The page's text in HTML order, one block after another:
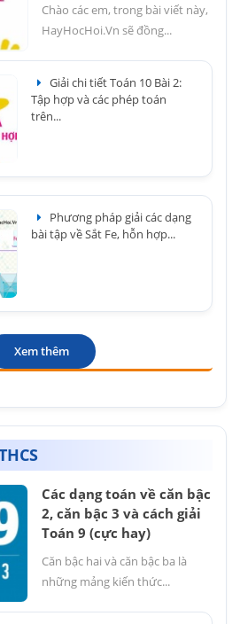
Chào các em, trong bài viết này,
HayHocHoi.Vn sẽ đồng...
Giải chi tiết Toán 10 Bài 2:
Tập hợp và các phép toán
trên...
Phương pháp giải các dạng
bài tập về Sắt Fe, hỗn hợp...
Xem thêm
Các dạng toán về căn bậc
2, căn bậc 3 và cách giải
Toán 9 (cực hay)
Căn bậc hai và căn bậc ba là
những mảng kiến thức...